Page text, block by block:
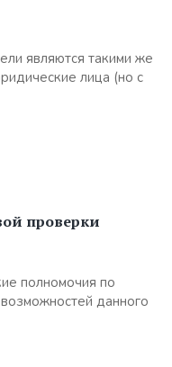
являются такими же
лица (но с
проверки
полномочия по
данного